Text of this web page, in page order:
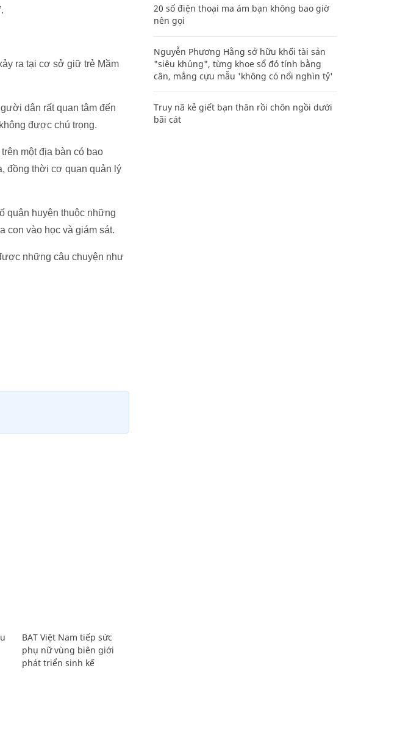
ra tại cơ sở giữ trẻ Mầm
dân rất quan tâm đến
được chú trọng.
một địa bàn có bao
đồng thời cơ quan quản lý
quận huyện thuộc những
con vào học và giám sát.
những câu chuyện như
BAT Việt Nam tiếp sức
phụ nữ vùng biên giới
phát triển sinh kế
20 số điện thoại ma ám bạn không bao giờ
nên gọi
Nguyễn Phương Hằng sở hữu khối tài sản
"siêu khủng", từng khoe sổ đỏ tính bằng
cân, mắng cựu mẫu 'không có nổi nghìn tỷ'
Truy nã kẻ giết bạn thân rồi chôn ngồi dưới
bãi cát